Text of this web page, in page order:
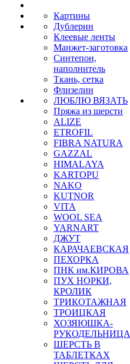
Картины
Дублерин
Клеевые ленты
Манжет-заготовка
Синтепон,
наполнитель
Ткань, сетка
Флизелин
ЛЮБЛЮ ВЯЗАТЬ
Пряжа из шерсти
ALIZE
ETROFIL
FIBRA NATURA
GAZZAL
HIMALAYA
KARTOPU
NAKO
KUTNOR
VITA
WOOL SEA
YARNART
ДЖУТ
КАРАЧАЕВСКАЯ
ПЕХОРКА
ПНК им.КИРОВА
ПУХ НОРКИ,
КРОЛИК
ТРИКОТАЖНАЯ
ТРОИЦКАЯ
ХОЗЯЮШКА-
РУКОДЕЛЬНИЦА
ШЕРСТЬ В
ТАБЛЕТКАХ